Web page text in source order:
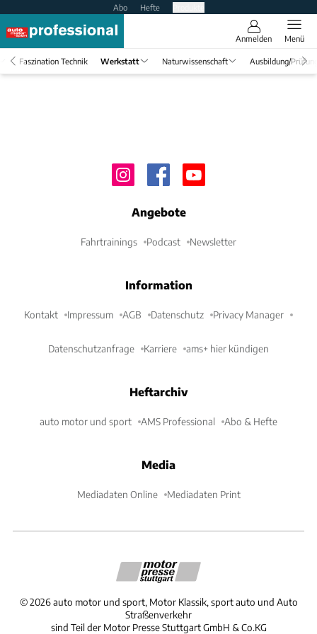
Abo Hefte
Anmelden Menü
Faszination Technik Werkstatt Naturwissenschaft Ausbildung/
Angebote
Fahrtrainings Podcast Newsletter
Information
Kontakt Impressum AGB Datenschutz Privacy Manager
Datenschutzanfrage Karriere ams+ hier kündigen
Heftarchiv
auto motor und sport AMS Professional Abo & Hefte
Media
Mediadaten Online Mediadaten Print
©2026 auto motor und sport, Motor Klassik, sport auto und Auto
Straßenverkehr
sind Teil der Motor Presse Stuttgart GmbH & Co.KG